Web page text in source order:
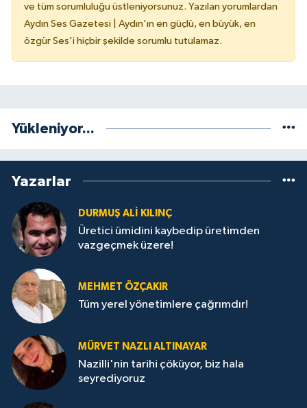
ve tüm sorumluluğu üstleniyorsunuz. Yazılan yorumlardan
Aydın Ses Gazetesi | Aydın'ın en güçlü, en büyük, en
özgür Ses'i hiçbir şekilde sorumlu tutulamaz.
Yükleniyor...
Yazarlar
DURMUŞ ALI KILINÇ
Üretici ümidini kaybedip üretimden
vazgeçmek üzere!
MEHMET ÖZÇAKIR
Tüm yerel yönetimlere çağrımdır!
MÜRVET NAZLI ALTINAYAR
Nazilli'nin tarihi çöküyor, biz hala
seyrediyoruz